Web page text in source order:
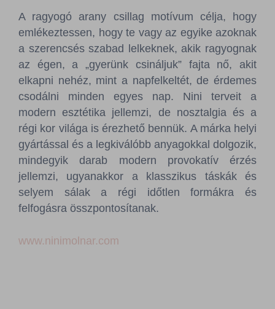
Pályázatok
Sajtószoba
Kapcsolat
A ragyogó arany csillag motívum célja, hogy
emlékeztessen, hogy te vagy az egyike azoknak
a szerencsés szabad lelkeknek, akik ragyognak
az égen, a „gyerünk csináljuk” fajta nő, akit
elkapni nehéz, mint a napfelkeltét, de érdemes
csodálni minden egyes nap. Nini terveit a
modern esztétika jellemzi, de nosztalgia és a
régi kor világa is érezhető bennük. A márka helyi
gyártással és a legkiválóbb anyagokkal dolgozik,
mindegyik darab modern provokatív érzés
jellemzi, ugyanakkor a klasszikus táskák és
selyem sálak a régi időtlen formákra és
felfogásra összpontosítanak.
www.ninimolnar.com